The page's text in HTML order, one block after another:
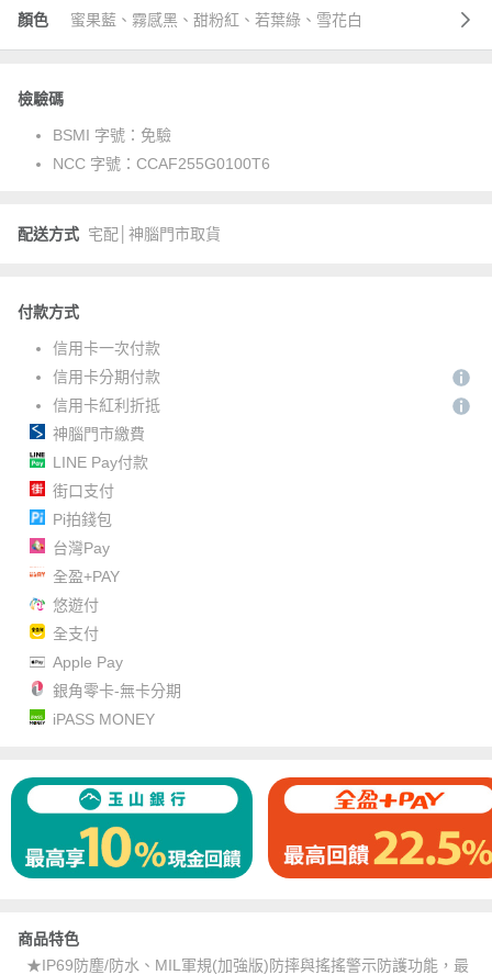
顏色 蜜果藍、霧感黑、甜粉紅、若葉綠、雪花白
檢驗碼
BSMI 字號： 免驗
NCC 字號： CCAF255G0100T6
配送方式 宅配│神腦門市取貨
付款方式
信用卡一次付款
信用卡分期付款
信用卡紅利折抵
神腦門市繳費
LINE Pay付款
街口支付
Pi拍錢包
台灣Pay
全盈+PAY
悠遊付
全支付
Apple Pay
銀角零卡-無卡分期
iPASS MONEY
商品特色
★IP69防塵/防水、MIL軍規(加強版)防摔與搖搖警示防護功能，最